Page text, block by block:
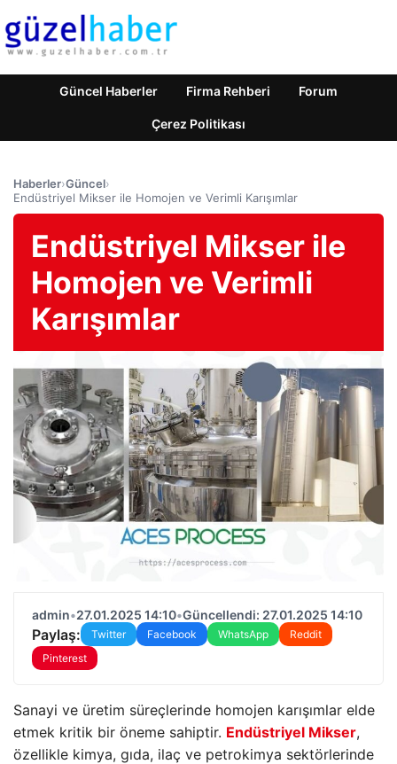
Güncel Haberler Firma Rehberi Forum
Çerez Politikası
Haberler›Güncel›
Endüstriyel Mikser ile Homojen ve Verimli Karışımlar
Endüstriyel Mikser ile
Homojen ve Verimli
Karışımlar
admin•27.01.2025 14:10•Güncellendi: 27.01.2025 14:10
Paylaş: Twitter Facebook WhatsApp
Reddit
Pinterest
Sanayi ve üretim süreçlerinde homojen karışımlar elde
etmek kritik bir öneme sahiptir. Endüstriyel Mikser,
özellikle kimya, gıda, ilaç ve petrokimya sektörlerinde